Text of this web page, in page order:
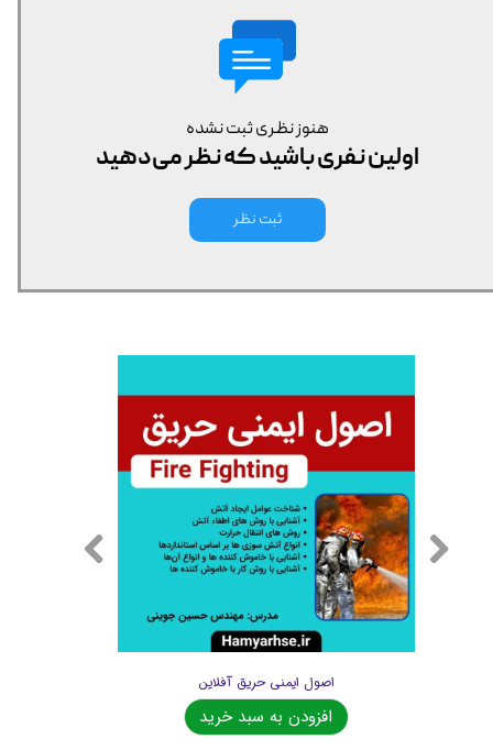
هنوز نظری ثبت نشده
اولین نفری باشید که نظر می‌دهید
ثبت نظر
اصول ایمنی حریق آفلاین
افزودن به سبد خرید